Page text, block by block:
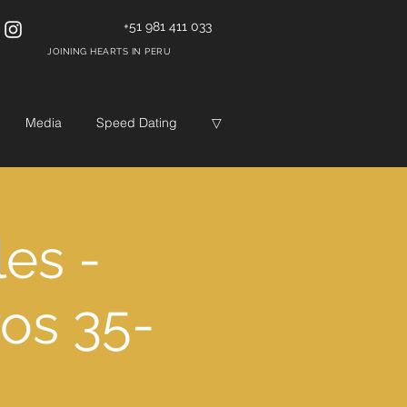
Media Speed Dating ▽
+51 981 411 033
JOINING HEARTS IN PERU
-
35-